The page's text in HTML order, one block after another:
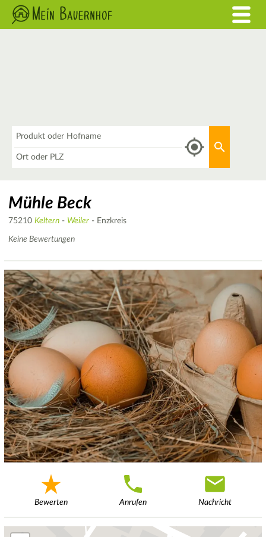
Mühle Beck
75210 Keltern - Weiler - Enzkreis
Keine Bewertungen
Bewerten Anrufen Nachricht